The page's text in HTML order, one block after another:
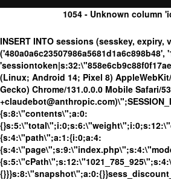
1054 - Unknown column
INSERT INTO sessions (sesskey, expiry,
('480a0a6c23507986a5681d1a6c898b48',
(Linux; Android 14; Pixel 8)
Gecko) Chrome/131.0.0.0 Mobile Safari/
{s:8:\"contents\";a:0:
{s:4:\"path\";a:1:{i:0;a:4: